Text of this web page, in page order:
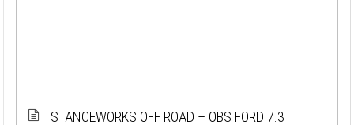
STANCEWORKS OFF ROAD – OBS FORD 7.3